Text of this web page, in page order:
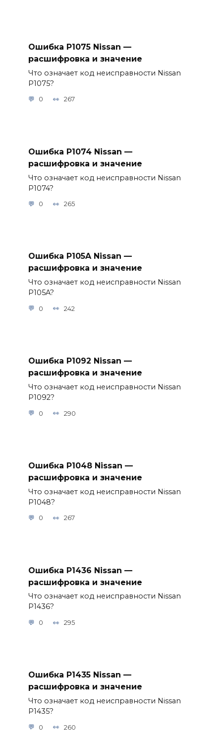
Ошибка P1075 Nissan —
расшифровка и значение
Что означает код неисправности Nissan
P1075?
0 267
Ошибка P1074 Nissan —
расшифровка и значение
Что означает код неисправности Nissan
P1074?
0 265
Ошибка P105A Nissan —
расшифровка и значение
Что означает код неисправности Nissan
P105A?
0 242
Ошибка P1092 Nissan —
расшифровка и значение
Что означает код неисправности Nissan
P1092?
0 290
Ошибка P1048 Nissan —
расшифровка и значение
Что означает код неисправности Nissan
P1048?
0 267
Ошибка P1436 Nissan —
расшифровка и значение
Что означает код неисправности Nissan
P1436?
0 295
Ошибка P1435 Nissan —
расшифровка и значение
Что означает код неисправности Nissan
P1435?
0 260